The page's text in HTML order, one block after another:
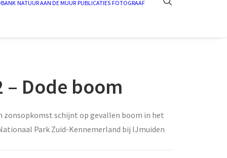
NATUUR AAN DE MUUR PUBLICATIES FOTOGRAAF
– Dode boom
zonsopkomst schijnt op gevallen boom in het
Park Zuid-Kennemerland bij IJmuiden